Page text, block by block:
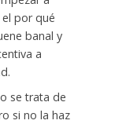
por qué
banal y
a
se trata de
si no la haz